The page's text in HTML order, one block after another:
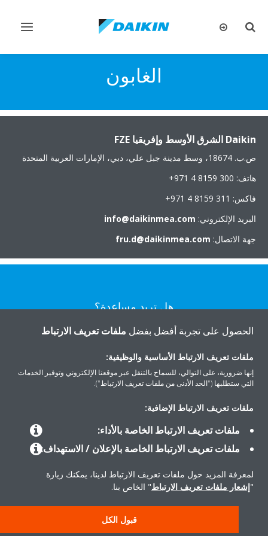
تبديل
تبديل
الغابون
Daikin الشرق الأوسط وإفريقيا FZE
ص.ب. 18674، وسط مدينة جبل علي، دبي، الإمارات العربية المتحدة
هاتف: ‎+971 4 8159 300
فاكس: ‎+971 4 8159 311
البريد الإلكتروني: info@daikinmea.com
جهة الاتصال: fru.d@daikinmea.com
هل تريد مساعدة؟
المنتجات
حول دايكن
الحصول على تجربة أفضل بفضل ملفات تعريف الارتباط
ملفات تعريف الارتباط الأساسية والوظيفية:
إنها ضرورية، على التوالي، للسماح بالتنقل عبر موقعنا الإلكتروني وتوفير الخدمات
التي ستطلبها ("الحد الأدنى من ملفات تعريف الارتباط").
ملفات تعريف الارتباط الإضافية:
ملفات تعريف الارتباط الخاصة بالأداء:
ملفات تعريف الارتباط الخاصة بالإعلان / الاستهداف:
لمعرفة المزيد حول ملفات تعريف الارتباط لدينا، يمكنك زيارة
"إشعار ملفات تعريف الارتباط" الخاص بنا.
قبول الكل